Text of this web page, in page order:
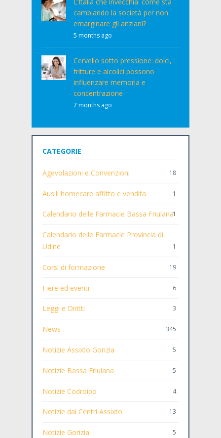
cambiando la società per non
emarginare gli anziani?
5 months ago
Cervello sotto pressione: dolci,
fritture e alcolici possono
influenzare memoria e
concentrazione
7 months ago
CATEGORIE
Agevolazioni e Convenzioni 18
Ausili homecare affitto e vendita 1
Calendario delle Farmacie Bassa Friulana1
Calendario delle Farmacie Provincia di
Udine
1
Corsi di formazione 19
Fiere ed eventi 6
Leggi e Diritti 3
News 345
Notizie Assixto Gorizia 5
Notizie Bassa Friulana 5
Notizie Codroipo 4
Notizie dai Centri Assixto 13
Notizie Gorizia 5